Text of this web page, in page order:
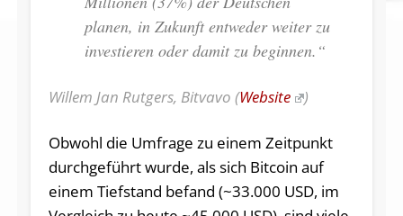
planen, in Zukunft entweder weiter zu
investieren oder damit zu beginnen.“
Willem Jan Rutgers, Bitvavo (Website )
Obwohl die Umfrage zu einem Zeitpunkt
durchgeführt wurde, als sich Bitcoin auf
einem Tiefstand befand (~33.000 USD, im